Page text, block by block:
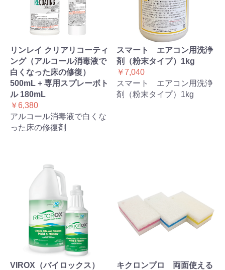
リンレイ クリアリコーティ
ング（アルコール消毒液で
白くなった床の修復）
500mL + 専用スプレーボト
ル 180mL
￥6,380
アルコール消毒液で白くな
った床の修復剤
スマート エアコン用洗浄
剤（粉末タイプ）1kg
￥7,040
スマート エアコン用洗浄
剤（粉末タイプ）1kg
VIROX（バイロックス）
キクロンプロ 両面使える